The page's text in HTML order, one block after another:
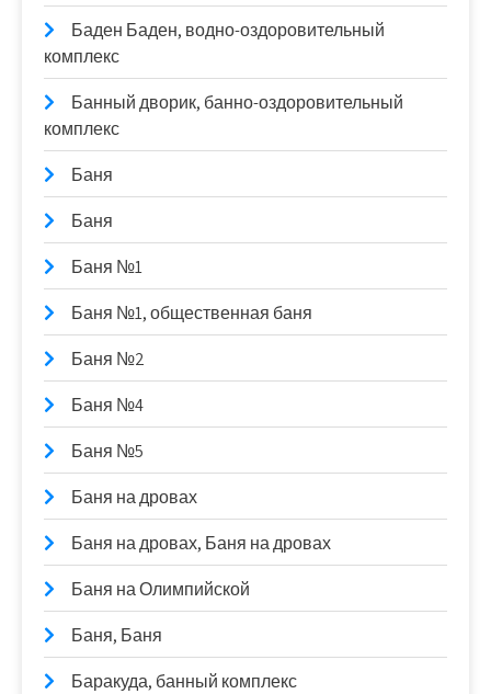
Баден Баден, водно-оздоровительный
комплекс
Банный дворик, банно-оздоровительный
комплекс
Баня
Баня
Баня №1
Баня №1, общественная баня
Баня №2
Баня №4
Баня №5
Баня на дровах
Баня на дровах, Баня на дровах
Баня на Олимпийской
Баня, Баня
Баракуда, банный комплекс